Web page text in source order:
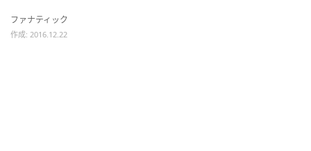
ファナティック
作成: 2016.12.22